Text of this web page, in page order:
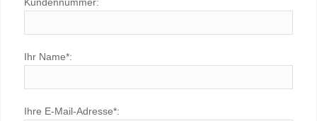
Ihr Name*:
Ihre E-Mail-Adresse*: